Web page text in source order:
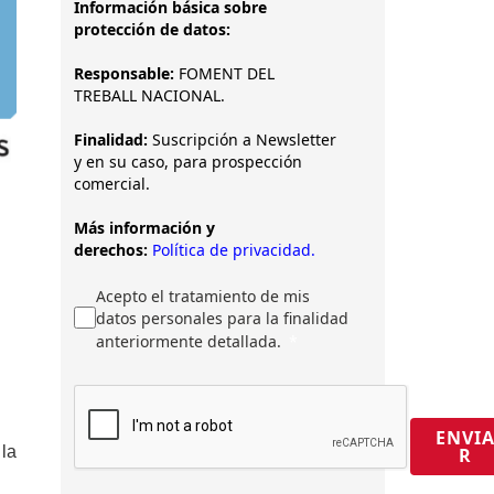
Información básica sobre
protección de datos:
Responsable: FOMENT DEL
TREBALL NACIONAL.
Finalidad: Suscripción a Newsletter
y en su caso, para prospección
comercial.
Más información y
derechos: Política de privacidad.
Acepto el tratamiento de mis
datos personales para la finalidad
anteriormente detallada.
ENVIA
R